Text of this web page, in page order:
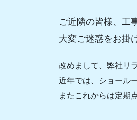
ご近隣の皆様、工
大変ご迷惑をお掛
改めまして、弊社リ
近年では、ショール
またこれからは定期